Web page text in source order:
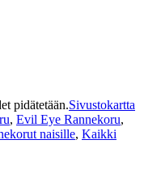
pidätetään.Sivustokartta
, Evil Eye Rannekoru,
naisille, Kaikki